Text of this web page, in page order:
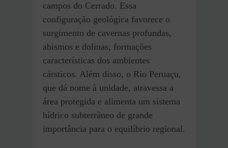
campos do Cerrado. Essa
configuração geológica favorece o
surgimento de cavernas profundas,
abismos e dolinas, formações
características dos ambientes
cársticos. Além disso, o Rio Peruaçu,
que dá nome à unidade, atravessa a
área protegida e alimenta um sistema
hídrico subterrâneo de grande
importância para o equilíbrio regional.